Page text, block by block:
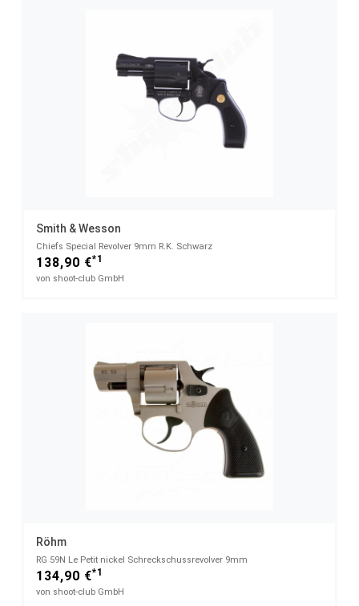
Smith & Wesson
Chiefs Special Revolver 9mm R.K. Schwarz
138,90 €*1
von shoot-club GmbH
Röhm
RG 59N Le Petit nickel Schreckschussrevolver 9mm
134,90 €*1
von shoot-club GmbH